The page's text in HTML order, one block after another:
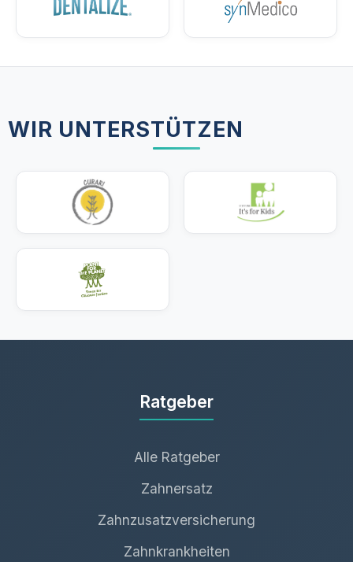
WIR UNTERSTÜTZEN
Ratgeber
Alle Ratgeber
Zahnersatz
Zahnzusatzversicherung
Zahnkrankheiten